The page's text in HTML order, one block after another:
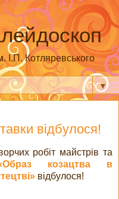
І.П. Котляревського
▼
відбулося!
робіт майстрів та
козацтва в
відбулося!